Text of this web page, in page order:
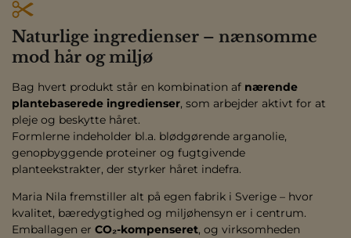
Naturlige ingredienser – nænsomme
mod hår og miljø
Bag hvert produkt står en kombination af nærende
plantebaserede ingredienser, som arbejder aktivt for at
pleje og beskytte håret.
Formlerne indeholder bl.a. blødgørende arganolie,
genopbyggende proteiner og fugtgivende
planteekstrakter, der styrker håret indefra.
Maria Nila fremstiller alt på egen fabrik i Sverige – hvor
kvalitet, bæredygtighed og miljøhensyn er i centrum.
Emballagen er CO₂-kompenseret, og virksomheden